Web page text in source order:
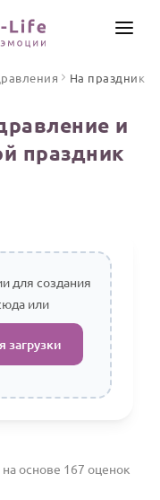
На праздник
и
праздник
для создания
или
на основе 167 оценок